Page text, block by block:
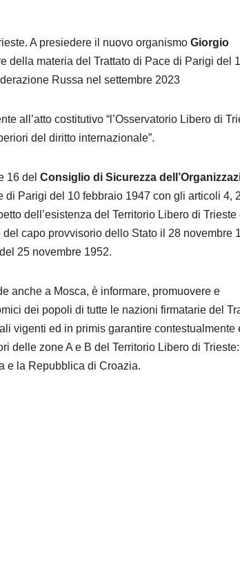
A presiedere il nuovo organismo Giorgio
della materia del Trattato di Pace di Parigi del
Russa nel settembre 2023
all’atto costitutivo “l’Osservatorio Libero di
del diritto internazionale”.
16 del Consiglio di Sicurezza
di Parigi del 10 febbraio 1947 con gli articoli 4,
dell’esistenza del Territorio Libero di Trieste
capo provvisorio dello Stato il 28 novembre
25 novembre 1952.
anche a Mosca, è informare, promuovere e
dei popoli di tutte le nazioni firmatarie del
vigenti ed in primis garantire contestualmente
delle zone A e B del Territorio Libero di Trieste:
e la Repubblica di Croazia.